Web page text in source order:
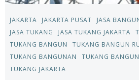
JAKARTA JAKARTA PUSAT
JASA
JASA TUKANG
JASA TUKANG JAKARTA
TUKANG BANGUN
TUKANG BANGUN
TUKANG BANGUNAN
TUKANG
TUKANG JAKARTA